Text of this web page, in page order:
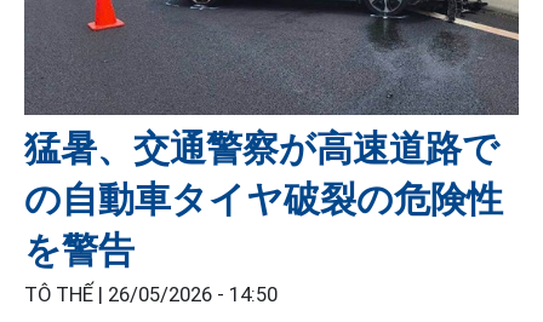
猛暑、交通警察が高速道路で
の自動車タイヤ破裂の危険性
を警告
TÔ THẾ | 26/05/2026 - 14:50